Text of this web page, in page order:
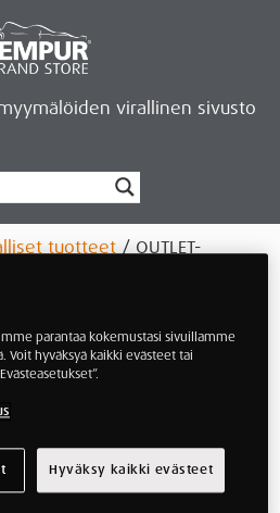
virallinen sivusto
tuotteet/ OUTLET-
joka muotoutuu pään
yhteisvaikutuksesta
tyyny palautuu aina
ja säilyttää
parantaa kokemustasi sivuillamme
Voit hyväksyä kaikki evästeet tai
Hyväksy kaikki evästeet